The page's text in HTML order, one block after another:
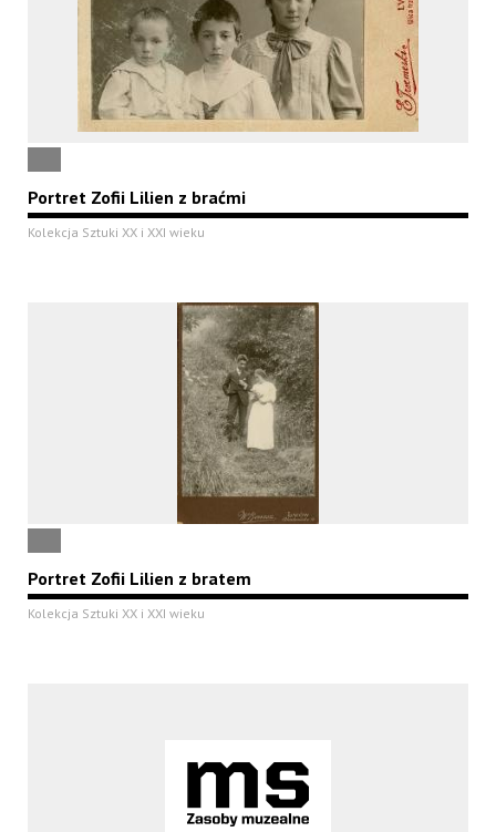
Portret Zofii Lilien z braćmi
Kolekcja Sztuki XX i XXI wieku
Portret Zofii Lilien z bratem
Kolekcja Sztuki XX i XXI wieku